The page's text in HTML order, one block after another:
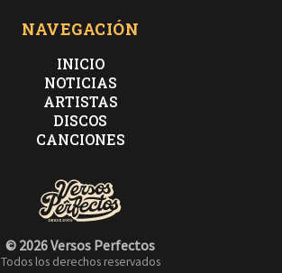
NAVEGACIÓN
INICIO
NOTICIAS
ARTISTAS
DISCOS
CANCIONES
© 2026 Versos Perfectos
Todos los derechos reservados